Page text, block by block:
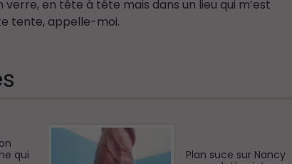
en tête à tête mais dans un lieu qui m’est
tente, appelle-moi.
qui
Plan suce sur Nancy